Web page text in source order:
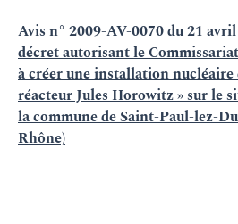
Avis n° 2009-AV-0070 du 21
décret autorisant le
à créer une installation nucléaire
réacteur Jules Horowitz » sur le
la commune de Saint-Paul-lez-
Rhône)